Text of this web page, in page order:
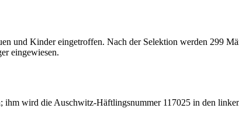
und Kinder eingetroffen. Nach der Selektion werden 299
eingewiesen.
wird die Auschwitz-Häftlingsnummer 117025 in den